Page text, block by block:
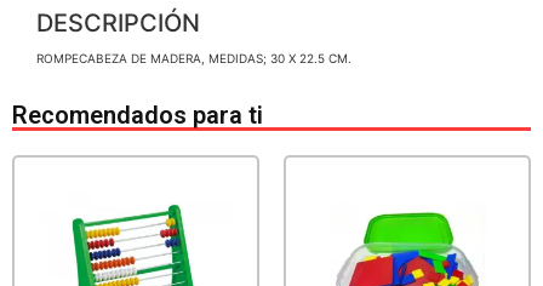
DESCRIPCIÓN
ROMPECABEZA DE MADERA, MEDIDAS; 30 X 22.5 CM.
Recomendados para ti